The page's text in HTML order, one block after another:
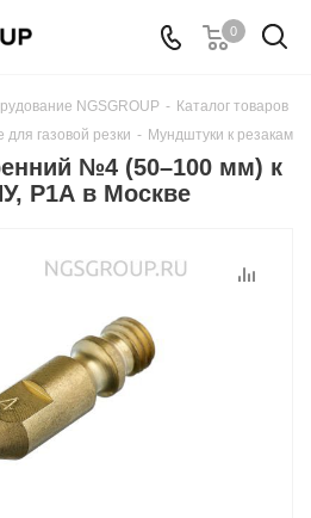
0
NGSGROUP - Каталог товаров
для газовой резки - Мундштуки к резакам
№4 (50–100 мм) к
Р1А в Москве